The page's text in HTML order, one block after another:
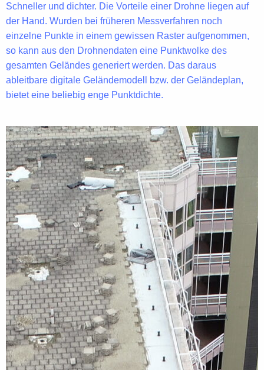
Schneller und dichter. Die Vorteile einer Drohne liegen auf
der Hand. Wurden bei früheren Messverfahren noch
einzelne Punkte in einem gewissen Raster aufgenommen,
so kann aus den Drohnendaten eine Punktwolke des
gesamten Geländes generiert werden. Das daraus
ableitbare digitale Geländemodell bzw. der Geländeplan,
bietet eine beliebig enge Punktdichte.